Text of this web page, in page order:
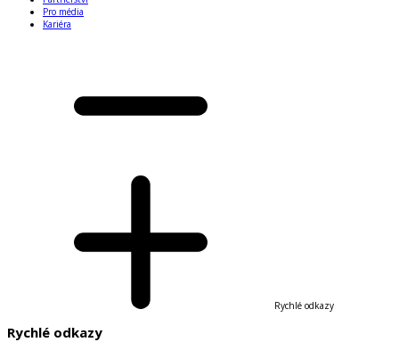
Pro média
Kariéra
Rychlé odkazy
Rychlé odkazy